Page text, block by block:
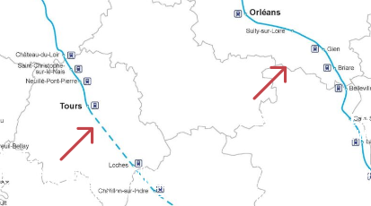
&
STRADA
Collega la Valle della Loira alla Normandia, passando per la
&
PERCORSO DI VISITA
Conosciuto come «Grand Chemin montois», parte da Tours via Le Mans e Mayenne. Il percorso segnalato si estende nelle Alpi Mancelles verso Le Mont.
di lunga data tra le reti storiche di pellegrinaggio.
alle grandi vie del Monte Bianco e di